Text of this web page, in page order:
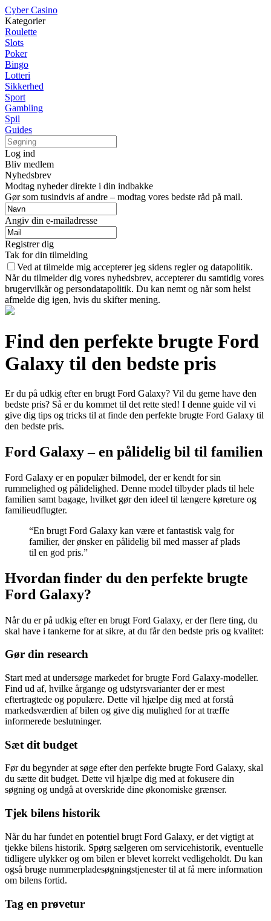
Cyber Casino
Kategorier
Roulette
Slots
Poker
Bingo
Lotteri
Sikkerhed
Sport
Gambling
Spil
Guides
Log ind
Bliv medlem
Nyhedsbrev
Modtag nyheder direkte i din indbakke
Gør som tusindvis af andre – modtag vores bedste råd på mail.
Angiv din e-mailadresse
Registrer dig
Tak for din tilmelding
Ved at tilmelde mig accepterer jeg sidens regler og datapolitik.
Når du tilmelder dig vores nyhedsbrev, accepterer du samtidig vores
brugervilkår og persondatapolitik. Du kan nemt og når som helst
afmelde dig igen, hvis du skifter mening.
Find den perfekte brugte Ford
Galaxy til den bedste pris
Er du på udkig efter en brugt Ford Galaxy? Vil du gerne have den
bedste pris? Så er du kommet til det rette sted! I denne guide vil vi
give dig tips og tricks til at finde den perfekte brugte Ford Galaxy til
den bedste pris.
Ford Galaxy – en pålidelig bil til familien
Ford Galaxy er en populær bilmodel, der er kendt for sin
rummelighed og pålidelighed. Denne model tilbyder plads til hele
familien samt bagage, hvilket gør den ideel til længere køreture og
familieudflugter.
“En brugt Ford Galaxy kan være et fantastisk valg for
familier, der ønsker en pålidelig bil med masser af plads
til en god pris.”
Hvordan finder du den perfekte brugte
Ford Galaxy?
Når du er på udkig efter en brugt Ford Galaxy, er der flere ting, du
skal have i tankerne for at sikre, at du får den bedste pris og kvalitet:
Gør din research
Start med at undersøge markedet for brugte Ford Galaxy-modeller.
Find ud af, hvilke årgange og udstyrsvarianter der er mest
eftertragtede og populære. Dette vil hjælpe dig med at forstå
markedsværdien af bilen og give dig mulighed for at træffe
informerede beslutninger.
Sæt dit budget
Før du begynder at søge efter den perfekte brugte Ford Galaxy, skal
du sætte dit budget. Dette vil hjælpe dig med at fokusere din
søgning og undgå at overskride dine økonomiske grænser.
Tjek bilens historik
Når du har fundet en potentiel brugt Ford Galaxy, er det vigtigt at
tjekke bilens historik. Spørg sælgeren om servicehistorik, eventuelle
tidligere ulykker og om bilen er blevet korrekt vedligeholdt. Du kan
også bruge nummerpladesøgningstjenester til at få mere information
om bilens fortid.
Tag en prøvetur